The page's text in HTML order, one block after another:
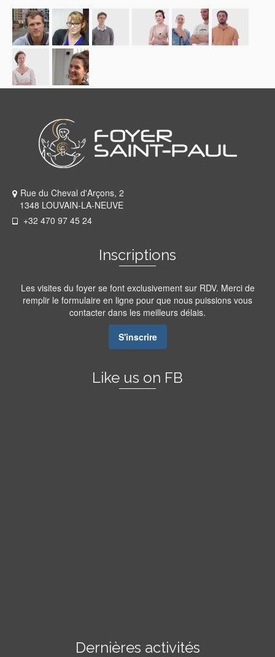
Rue du Cheval d'Arçons, 2
1348 LOUVAIN-LA-NEUVE
+32 470 97 45 24
Inscriptions
Les visites du foyer se font exclusivement sur RDV. Merci de
remplir le formulaire en ligne pour que nous puissions vous
contacter dans les meilleurs délais.
S'inscrire
Like us on FB
Dernières activités